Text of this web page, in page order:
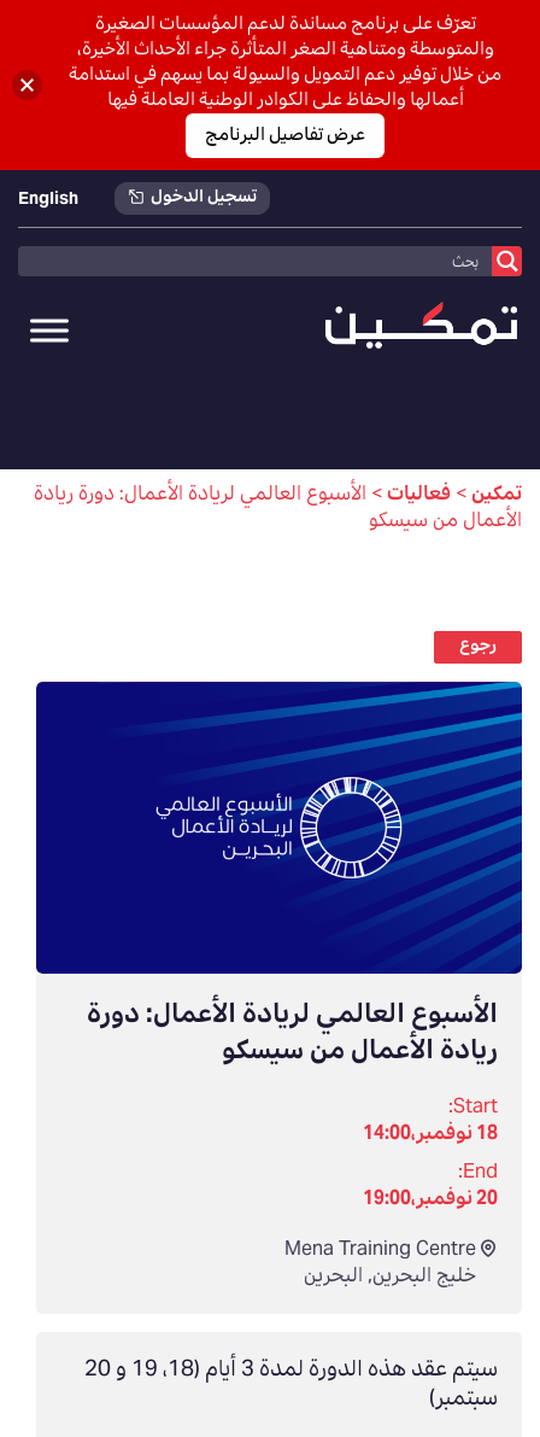
تسجيل الدخول English
تمكين>فعاليات>الأسبوع العالمي لريادة الأعمال: دورة ريادة
الأعمال من سيسكو
رجوع
الأسبوع العالمي لريادة الأعمال: دورة
ريادة الأعمال من سيسكو
Start:
18 نوفمبر،14:00
End:
20 نوفمبر،19:00
Mena Training Centre
خليج البحرين,البحرين
سيتم عقد هذه الدورة لمدة 3 أيام (18، 19 و 20
سبتمبر)
تعرّف على برنامج مساندة لدعم المؤسسات الصغيرة
والمتوسطة ومتناهية الصغر المتأثرة جراء الأحداث الأخيرة،
من خلال توفير دعم التمويل والسيولة بما يسهم في استدامة
أعمالها والحفاظ على الكوادر الوطنية العاملة فيها
عرض تفاصيل البرنامج